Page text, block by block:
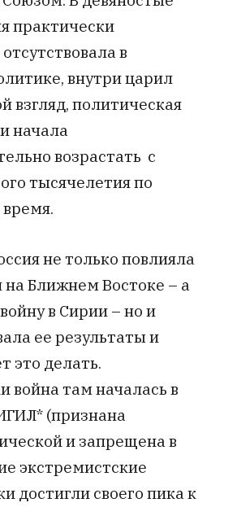
практически
в
внутри царил
взгляд, политическая
начала
возрастать с
тысячелетия по
не только повлияла
на Ближнем Востоке – а
в Сирии – но и
ее результаты и
это делать.
война там началась в
(признана
и запрещена в
экстремистские
достигли своего пика к